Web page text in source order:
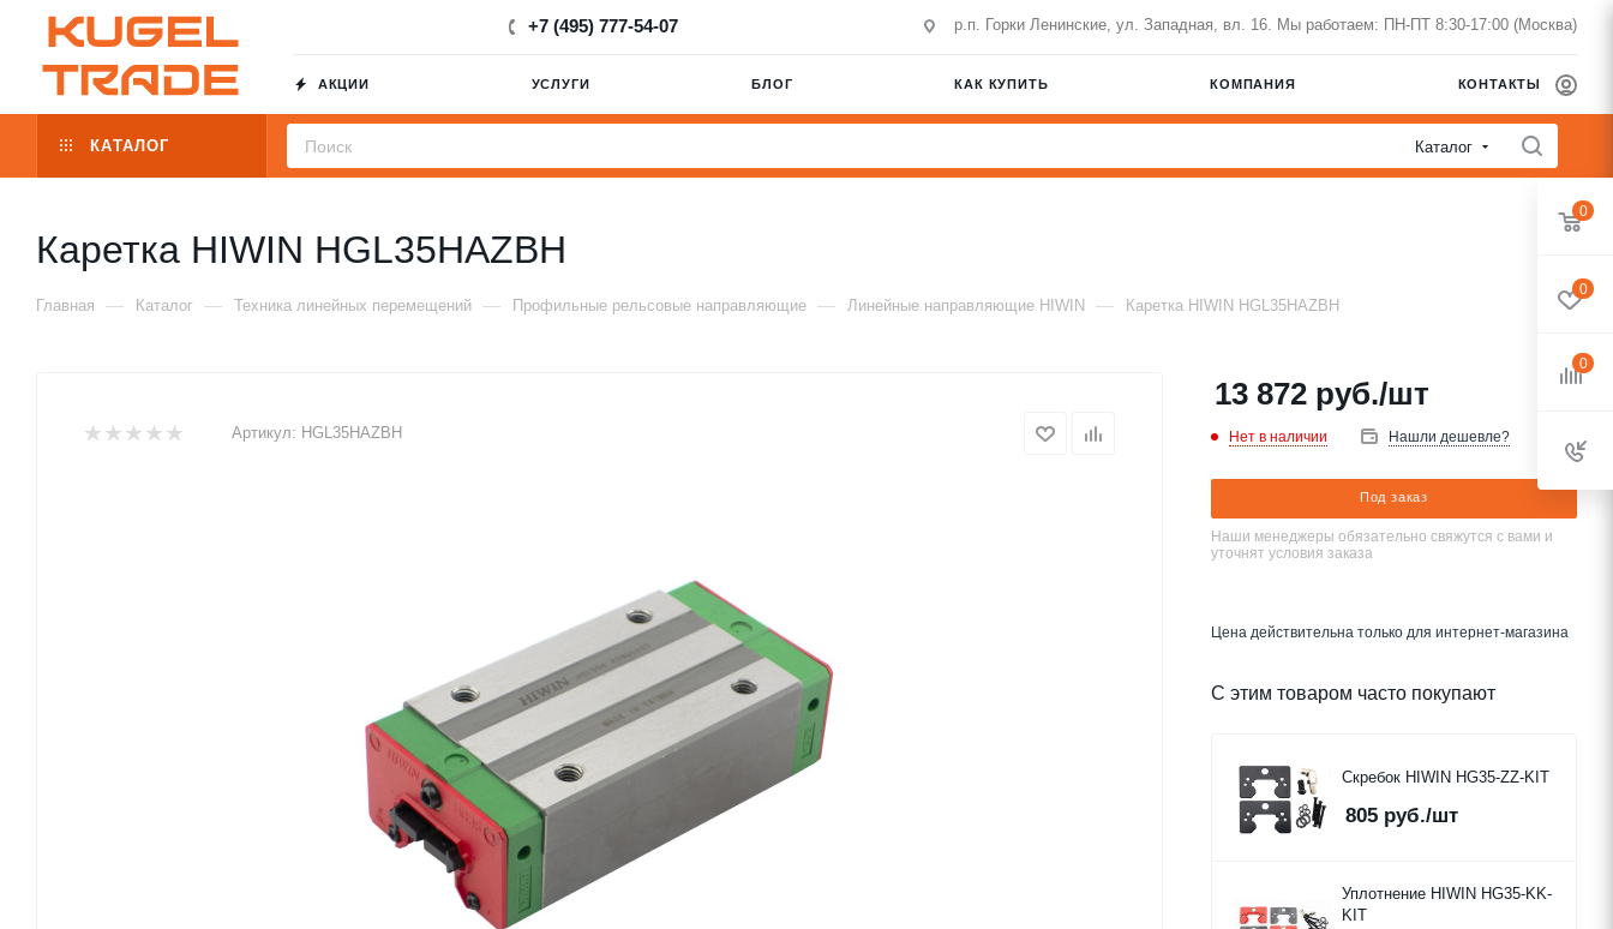
+7 (495) 777-54-07 р.п. Горки Ленинские, ул. Западная, вл. 16. Мы работаем: ПН-ПТ 8:30-17:00 (Москва)
АКЦИИ УСЛУГИ БЛОГ КАК КУПИТЬ КОМПАНИЯ КОНТАКТЫ
КАТАЛОГ Каталог
Каретка HIWIN HGL35HAZBH
Главная — Каталог — Техника линейных перемещений — Профильные рельсовые направляющие — Линейные направляющие HIWIN — Каретка HIWIN HGL35HAZBH
Артикул: HGL35HAZBH
13 872 руб./шт
Нет в наличии Нашли дешевле?
Под заказ
Наши менеджеры обязательно свяжутся с вами и
уточнят условия заказа
Цена действительна только для интернет-магазина
С этим товаром часто покупают
Скребок HIWIN HG35-ZZ-KIT
805 руб./шт
Уплотнение HIWIN HG35-KK-
KIT
0
0
0